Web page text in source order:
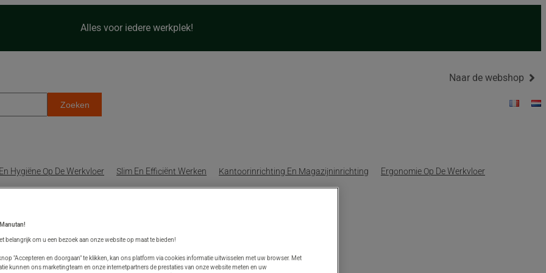
Alles voor iedere werkplek!
Zoeken
Naar de webshop
Hygiëne Op De Werkvloer Slim En Efficiënt Werken Kantoorinrichting En Magazijninrichting Ergonomie Op De Werkvloer
de werkplek? Ook dat
belangrijk om u een bezoek aan onze website op maat te bieden!
"Accepteren en doorgaan" te klikken, kan ons platform via cookies informatie uitwisselen met uw browser. Met
kunnen ons marketingteam en onze internetpartners de prestaties van onze website meten en uw